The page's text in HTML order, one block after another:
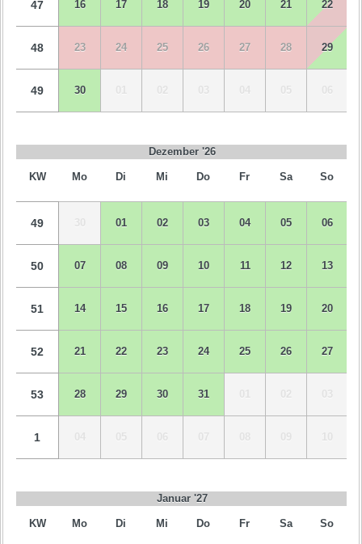
47 16 17 18 19 20 21 22
48 23 24 25 26 27 28 29
49 30 01 02 03 05 06
Dezember '26
KW Mo Di Mi Do Fr Sa So
49 30 01 02 03 04 05 06
50 07 08 09 10 11 12 13
51 14 15 16 17 18 19 20
52 21 22 23 24 25 26 27
53 28 29 30 31 01 02 03
1 05 06 09 10
Januar '27
KW Mo Di Mi Do Fr Sa So